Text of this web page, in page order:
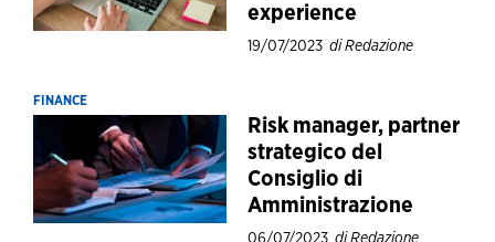
experience
19/07/2023 di Redazione
FINANCE
Risk manager, partner
strategico del
Consiglio di
Amministrazione